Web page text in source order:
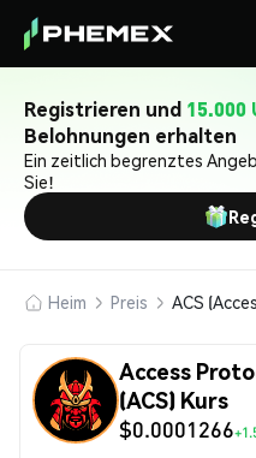
Registrieren und 15.000
Belohnungen erhalten
Ein zeitlich begrenztes
Sie!
Heim Preis ACS
Access
(ACS) Kurs
$0.0001266